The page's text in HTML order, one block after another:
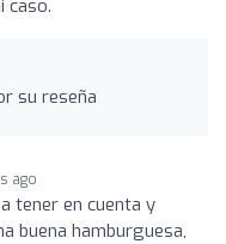
caso.
su reseña
ago
tener en cuenta y
buena hamburguesa,